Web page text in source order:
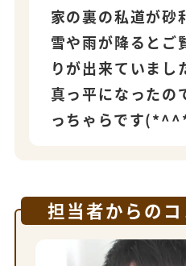
家の裏の私道が砂
雪や雨が降るとご
りが出来ていまし
真っ平になったの
っちゃらです
担当者からの